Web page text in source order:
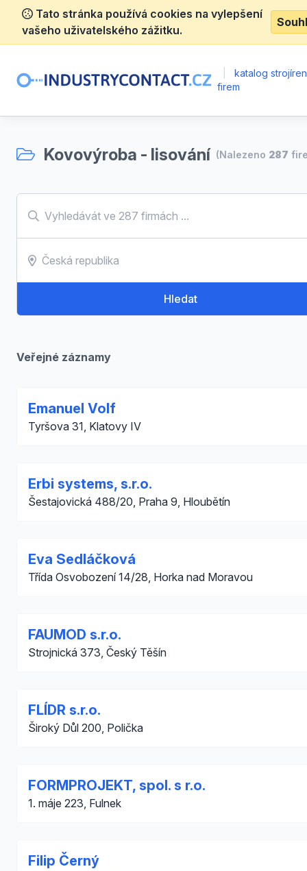
Tato stránka používá cookies na vylepšení
vašeho uživatelského zážitku.
katalog
firem
Kovovýroba - lisování (Nalezeno 287
Hledat
Veřejné záznamy
Emanuel Volf
Tyršova 31, Klatovy IV
Erbi systems, s.r.o.
Šestajovická 488/20, Praha 9, Hloubětín
Eva Sedláčková
Třída Osvobození 14/28, Horka nad Moravou
FAUMOD s.r.o.
Strojnická 373, Český Těšín
FLÍDR s.r.o.
Široký Důl 200, Polička
FORMPROJEKT, spol. s r.o.
1. máje 223, Fulnek
Filip Černý